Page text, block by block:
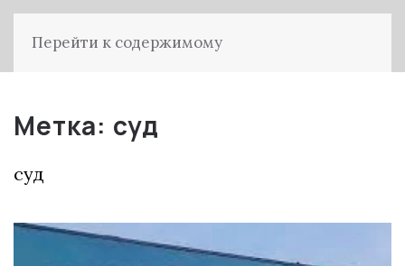
Перейти к содержимому
Метка: суд
суд